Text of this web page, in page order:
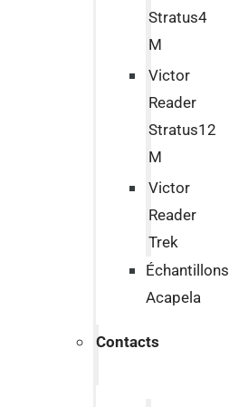
Stratus4
M
Victor
Reader
Stratus12
M
Victor
Reader
Trek
Échantillons
Acapela
Contacts